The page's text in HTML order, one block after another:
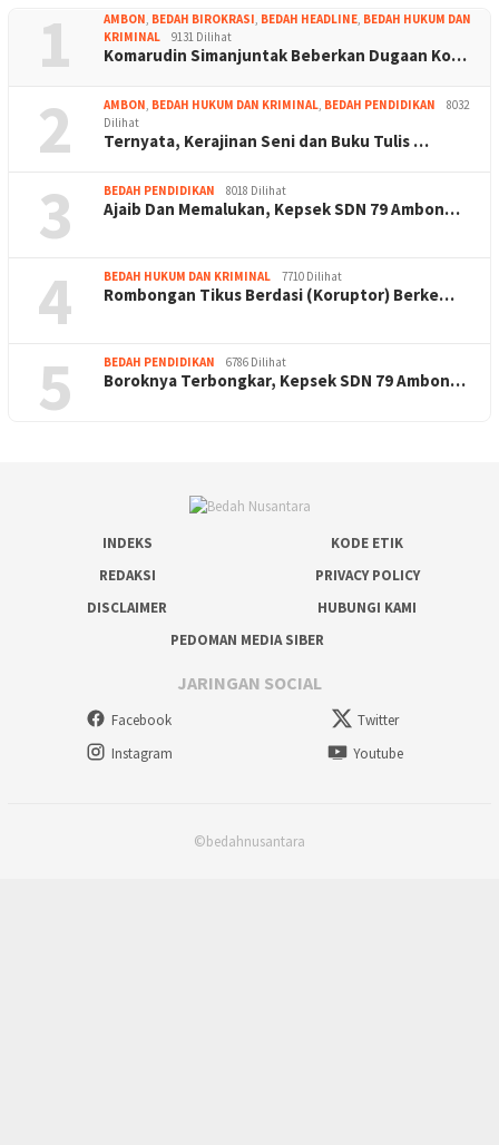
1 AMBON, BEDAH BIROKRASI, BEDAH HEADLINE, BEDAH HUKUM DAN
KRIMINAL
9131 Dilihat
Komarudin Simanjuntak Beberkan Dugaan Ko…
2 AMBON, BEDAH HUKUM DAN KRIMINAL, BEDAH PENDIDIKAN
8032
Dilihat
Ternyata, Kerajinan Seni dan Buku Tulis …
3 BEDAH PENDIDIKAN 8018 Dilihat
Ajaib Dan Memalukan, Kepsek SDN 79 Ambon…
4 BEDAH HUKUM DAN KRIMINAL 7710 Dilihat
Rombongan Tikus Berdasi (Koruptor) Berke…
5 BEDAH PENDIDIKAN 6786 Dilihat
Boroknya Terbongkar, Kepsek SDN 79 Ambon…
INDEKS
KODE ETIK
REDAKSI
PRIVACY POLICY
DISCLAIMER
HUBUNGI KAMI
PEDOMAN MEDIA SIBER
JARINGAN SOCIAL
Facebook
Twitter
Instagram
Youtube
©bedahnusantara